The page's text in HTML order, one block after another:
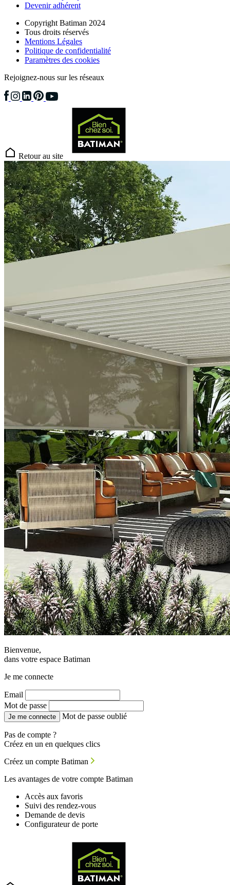
Devenir adhérent
Copyright Batiman 2024
Tous droits réservés
Mentions Légales
Politique de confidentialité
Paramètres des cookies
Rejoignez-nous sur les réseaux
Retour au site
Bienvenue,
dans votre espace Batiman
Je me connecte
Email
Mot de passe
Je me connecte Mot de passe oublié
Pas de compte ?
Créez en un en quelques clics
Créez un compte Batiman
Les avantages de votre compte Batiman
Accès aux favoris
Suivi des rendez-vous
Demande de devis
Configurateur de porte